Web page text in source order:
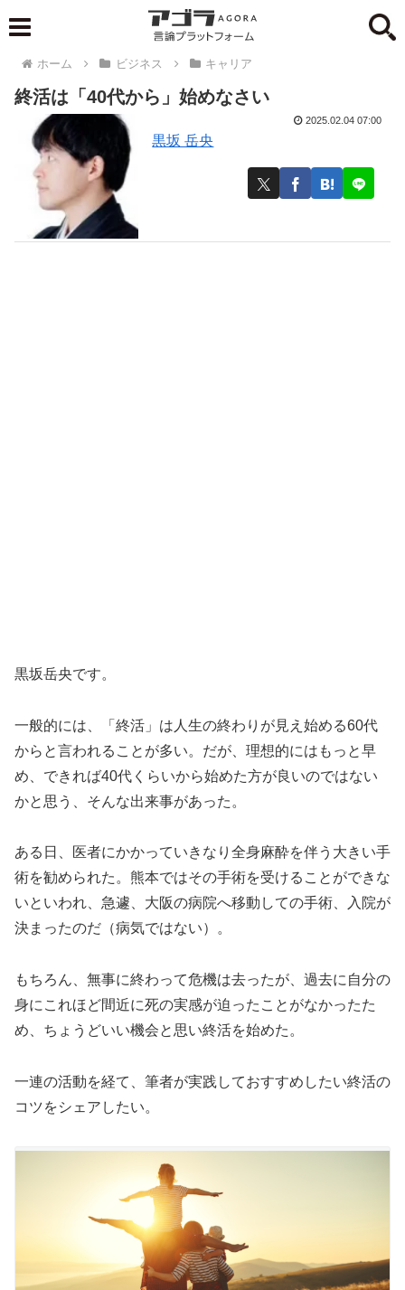
ホーム ビジネス キャリア
終活は「40代から」始めなさい
黒坂 岳央
2025.02.04 07:00
黒坂岳央です。
一般的には、「終活」は人生の終わりが見え始める60代
からと言われることが多い。だが、理想的にはもっと早
め、できれば40代くらいから始めた方が良いのではない
かと思う、そんな出来事があった。
ある日、医者にかかっていきなり全身麻酔を伴う大きい手
術を勧められた。熊本ではその手術を受けることができな
いといわれ、急遽、大阪の病院へ移動しての手術、入院が
決まったのだ（病気ではない）。
もちろん、無事に終わって危機は去ったが、過去に自分の
身にこれほど間近に死の実感が迫ったことがなかったた
め、ちょうどいい機会と思い終活を始めた。
一連の活動を経て、筆者が実践しておすすめしたい終活の
コツをシェアしたい。